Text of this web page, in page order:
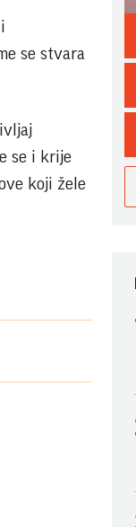
se stvara
se i krije
koji žele